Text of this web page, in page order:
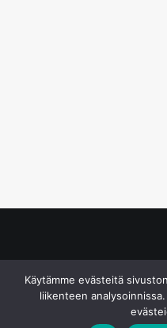
Käytämme evästeitä
liikenteen